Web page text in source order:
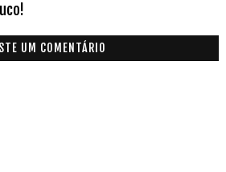
UM COMENTÁRIO